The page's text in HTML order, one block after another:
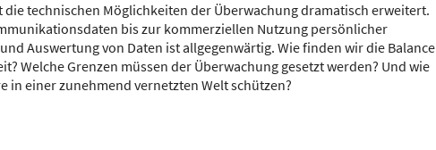
technischen Möglichkeiten der Überwachung dramatisch erweitert.
bis zur kommerziellen Nutzung persönlicher
Auswertung von Daten ist allgegenwärtig. Wie finden wir die Balance
Welche Grenzen müssen der Überwachung gesetzt werden? Und wie
in einer zunehmend vernetzten Welt schützen?